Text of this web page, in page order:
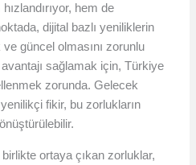
hem de
dijital bazlı yeniliklerin
güncel olmasını zorunlu
sağlamak için, Türkiye
zorunda. Gelecek
fikir, bu zorlukların
ortaya çıkan zorluklar,